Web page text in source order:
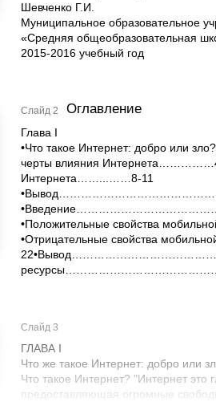
Шевченко Г.И.
Муниципальное образовательное
«Средняя общеобразовательная
2015-2016 учебный год
Слайд 2 Оглавление
Глава I
•Что такое Интернет: добро или
черты влияния
Интернета……...……8-11
•Положительные свойства
•Отрицательные свойства
Слайд 3
ГЛАВА I
Что же такое Интернет: добро или
Что такое Интернет? "Интернет это
предоставляющая огромные